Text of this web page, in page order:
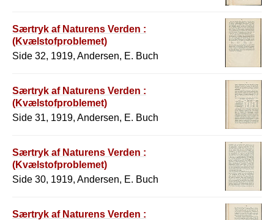
Særtryk af Naturens Verden :
(Kvælstofproblemet)
Side 32, 1919, Andersen, E. Buch
Særtryk af Naturens Verden :
(Kvælstofproblemet)
Side 31, 1919, Andersen, E. Buch
Særtryk af Naturens Verden :
(Kvælstofproblemet)
Side 30, 1919, Andersen, E. Buch
Særtryk af Naturens Verden :